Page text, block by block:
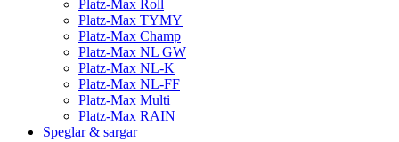
Platz-Max Roll
Platz-Max TYMY
Platz-Max Champ
Platz-Max NL GW
Platz-Max NL-K
Platz-Max NL-FF
Platz-Max Multi
Platz-Max RAIN
Speglar & sargar